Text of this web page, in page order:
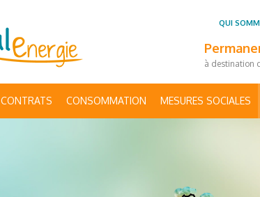
à destination
QUI
CONTRATS CONSOMMATION MESURES SOCIALES